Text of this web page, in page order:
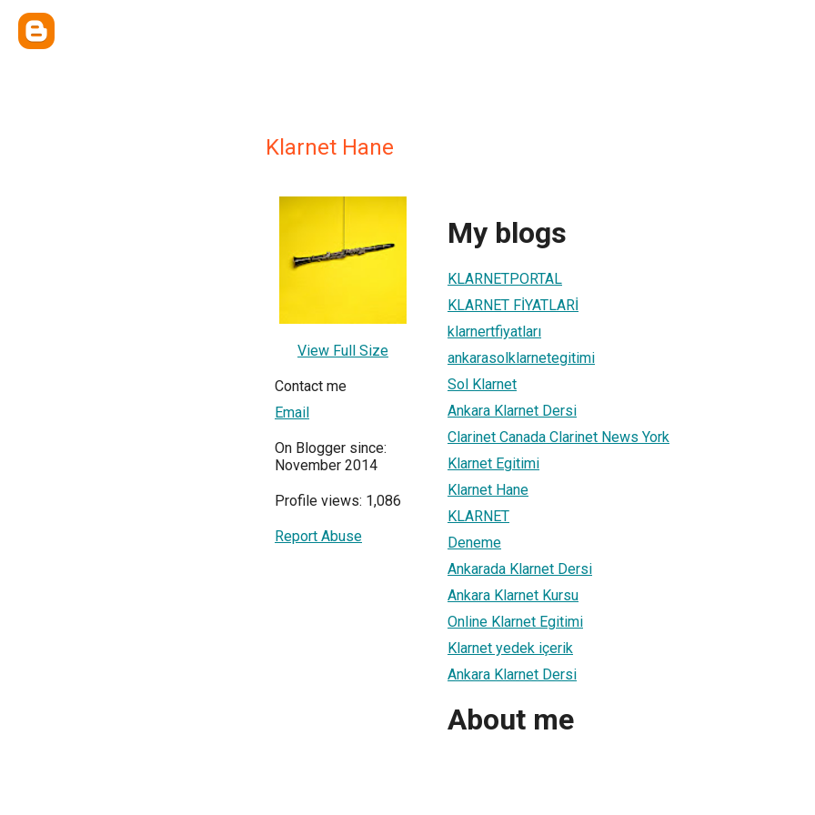
Klarnet Hane
View Full Size
Contact me
Email
On Blogger since:
November 2014
Profile views: 1,086
Report Abuse
My blogs
KLARNETPORTAL
KLARNET FİYATLARİ
klarnertfiyatları
ankarasolklarnetegitimi
Sol Klarnet
Ankara Klarnet Dersi
Clarinet Canada Clarinet News York
Klarnet Egitimi
Klarnet Hane
KLARNET
Deneme
Ankarada Klarnet Dersi
Ankara Klarnet Kursu
Online Klarnet Egitimi
Klarnet yedek içerik
Ankara Klarnet Dersi
About me